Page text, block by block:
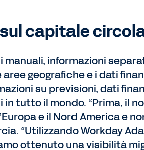
capitale
informazioni
geografiche e i dati
su previsioni, dati
tutto il mondo. “Prima, il
e il Nord America e
“Utilizzando Workday
ottenuto una visibilità